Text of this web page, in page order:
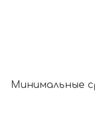
Минимальные